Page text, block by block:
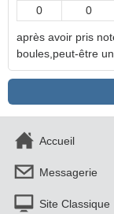
0 0
après avoir pris
boules,peut-être
Accueil
Messagerie
Site Classique